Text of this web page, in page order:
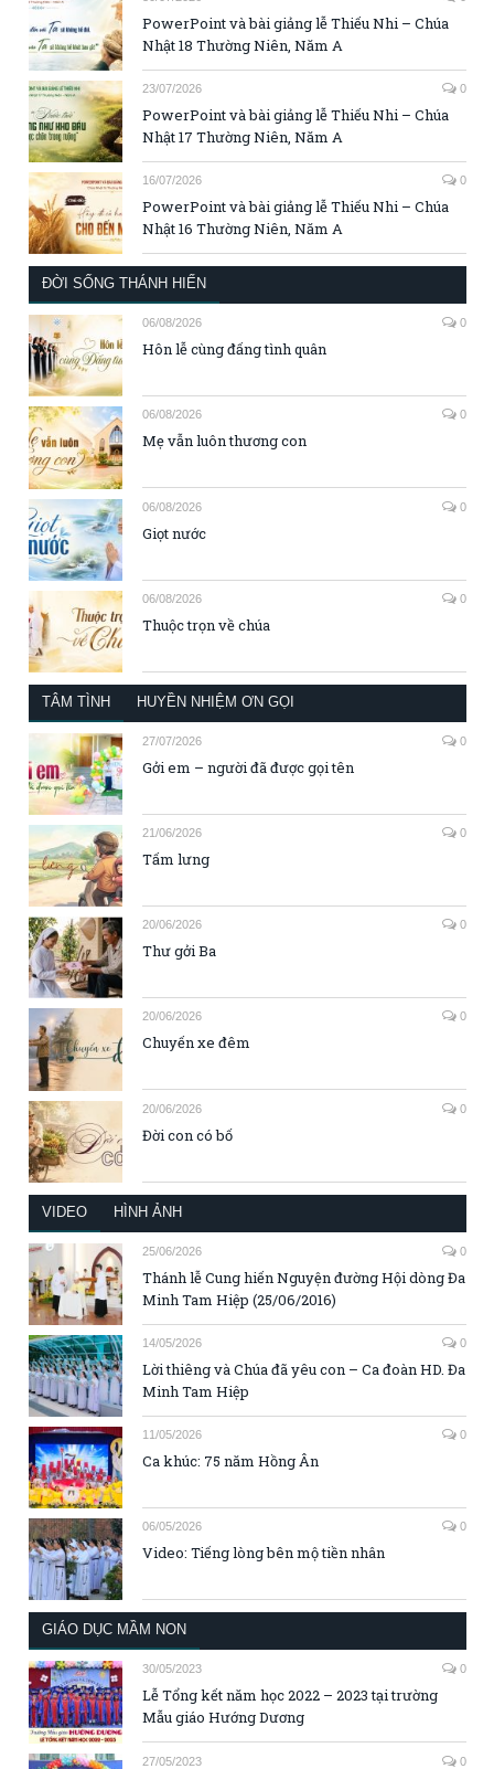
PowerPoint và bài giảng lễ Thiếu Nhi – Chúa
Nhật 18 Thường Niên, Năm A
23/07/2026 0
PowerPoint và bài giảng lễ Thiếu Nhi – Chúa
Nhật 17 Thường Niên, Năm A
16/07/2026 0
PowerPoint và bài giảng lễ Thiếu Nhi – Chúa
Nhật 16 Thường Niên, Năm A
ĐỜI SỐNG THÁNH HIẾN
06/08/2026 0
Hôn lễ cùng đấng tình quân
06/08/2026 0
Mẹ vẫn luôn thương con
06/08/2026 0
Giọt nước
06/08/2026 0
Thuộc trọn về chúa
TÂM TÌNH HUYỀN NHIỆM ƠN GỌI
27/07/2026 0
Gởi em – người đã được gọi tên
21/06/2026 0
Tấm lưng
20/06/2026 0
Thư gởi Ba
20/06/2026 0
Chuyến xe đêm
20/06/2026 0
Đời con có bố
VIDEO HÌNH ẢNH
25/06/2026 0
Thánh lễ Cung hiến Nguyện đường Hội dòng Đa
Minh Tam Hiệp (25/06/2016)
14/05/2026 0
Lời thiêng và Chúa đã yêu con – Ca đoàn HD. Đa
Minh Tam Hiệp
11/05/2026 0
Ca khúc: 75 năm Hồng Ân
06/05/2026 0
Video: Tiếng lòng bên mộ tiền nhân
GIÁO DỤC MẦM NON
30/05/2023 0
Lễ Tổng kết năm học 2022 – 2023 tại trường
Mẫu giáo Hướng Dương
27/05/2023 0